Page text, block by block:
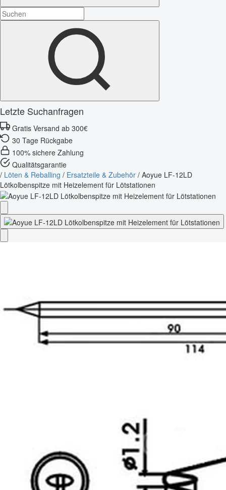
Letzte Suchanfragen
Gratis Versand ab 300€
30 Tage Rückgabe
100% sichere Zahlung
Qualitätsgarantie
/ Löten & Reballing / Ersatzteile & Zubehör / Aoyue LF-12LD
Lötkolbenspitze mit Heizelement für Lötstationen